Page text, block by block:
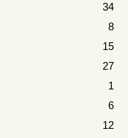
34
8
15
27
1
6
12